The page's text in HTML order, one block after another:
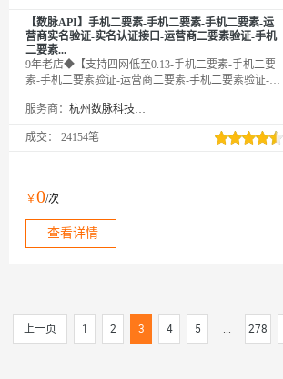
【数脉API】手机二要素-手机二要素-手机二要素-运
营商实名验证-实名认证接口-运营商二要素验证-手机
二要素...
9年老店◆【支持四网低至0.13-手机二要素-手机二要
素-手机二要素验证-运营商二要素-手机二要素验证-手
证】传入姓名、手机号码，校验此两项是否一致，支
高质接口，实时校验结果，可支持高并发，24h技术专
服务商： 杭州数脉科技有限公司
成交： 24154笔
￥0/次
查看详情
上一页 1 2 3 4 5 ... 278